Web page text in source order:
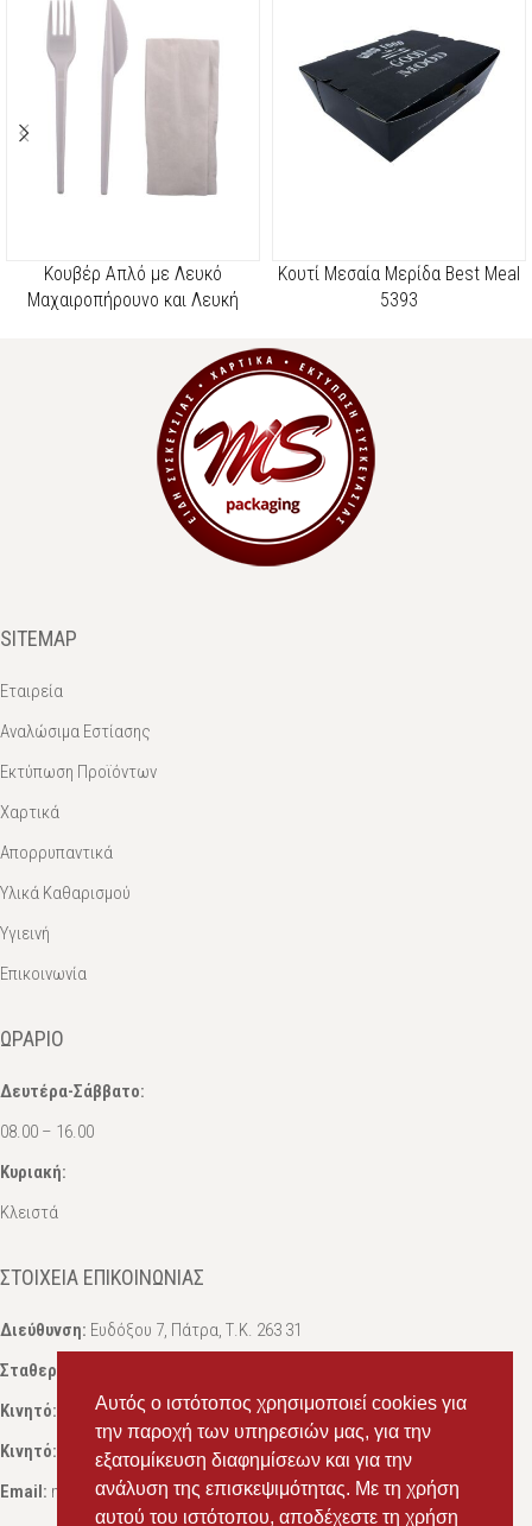
Αυτός ο ιστότοπος χρησιμοποιεί cookies για
την παροχή των υπηρεσιών μας, για την
εξατομίκευση διαφημίσεων και για την
ανάλυση της επισκεψιμότητας. Με τη χρήση
αυτού του ιστότοπου, αποδέχεστε τη χρήση
Κουβέρ Απλό με Λευκό
Μαχαιροπήρουνο και Λευκή
Κουτί Μεσαία Μερίδα Best Meal
5393
SITEMAP
Εταιρεία
Αναλώσιμα Εστίασης
Εκτύπωση Προϊόντων
Χαρτικά
Απορρυπαντικά
Υλικά Καθαρισμού
Υγιεινή
Επικοινωνία
ΩΡΆΡΙΟ
Δευτέρα-Σάββατο:
08.00 – 16.00
Κυριακή:
Κλειστά
ΣΤΟΙΧΕΊΑ ΕΠΙΚΟΙΝΩΝΊΑΣ
Διεύθυνση: Ευδόξου 7, Πάτρα, Τ.Κ. 263 31
Σταθερό:
Κινητό:
69434 75072 , Σαλπόγλου Μαρία
Κινητό:
6946 504787, Σαλπόγλου Στέφανος
Email: ms.packst1@gmail.com